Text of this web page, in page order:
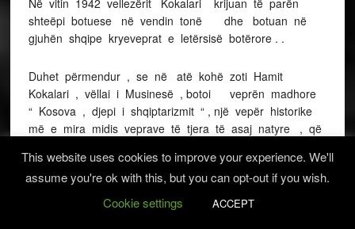
shteëpi botuese në vendin tonë dhe botuan në
gjuhën shqipe kryeveprat e letërsisë botërore . .
Duhet përmendur , se në atë kohë zoti Hamit
Kokalari , vëllai i Musinesë , botoi veprën madhore
“ Kosova , djepi i shqiptarizmit “ , një vepër historike
më e mira midis veprave të tjera të asaj natyre , që
autor Dr Jakov Milaj , “ Shqipnia e vërtetë “ me
autor Dr Besim Qorri dhe “ Lidhja e Prizrenit “ me
autor Xhaferr Belegun . Kjo vepër nuk u pëlqeu
sllavokomunistëve që donin ta mbanin edhe mbas
This website uses cookies to improve your experience. We'll
assume you're ok with this, but you can opt-out if you wish.
Cookie settings
ACCEPT